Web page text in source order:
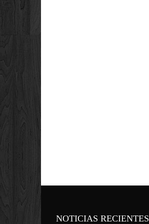
NOTICIAS RECIENTES